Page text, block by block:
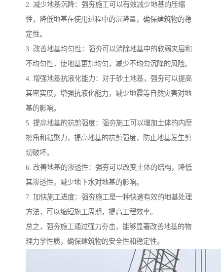
2. 减少地基沉降：强夯施工可以有效减少地基的压缩
性，降低地基在使用过程中的沉降量，确保建筑物的稳
定性。
3. 改善地基均匀性：强夯可以消除地基中的软弱夹层和
不均匀性，使地基更加均匀，减少不均匀沉降的风险。
4. 增强地基抗液化能力：对于砂土地基，强夯可以提高
其密实度，增强抗液化能力，减少地震等自然灾害对地
基的影响。
5. 提高地基的抗剪强度：强夯施工可以增加土体的内摩
擦角和粘聚力，提高地基的抗剪强度，防止地基发生剪
切破坏。
6. 改善地基的渗透性：强夯可以改变土体的结构，降低
其渗透性，减少地下水对地基的影响。
7. 加快施工进度：强夯施工是一种快速有效的地基处理
方法，可以缩短施工周期，提高工程效率。
总之，强夯施工通过强力夯击，能够显著改善地基的物
理力学性质，确保建筑物的安全性和稳定性。